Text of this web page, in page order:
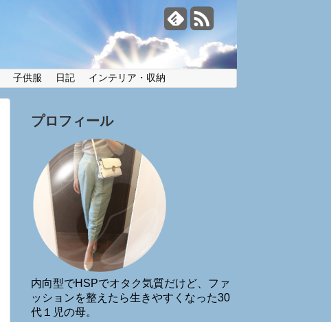
子供服 日記 インテリア・収納
プロフィール
内向型でHSPでオタク気質だけど、ファ
ッションを整えたら生きやすくなった30
代１児の母。